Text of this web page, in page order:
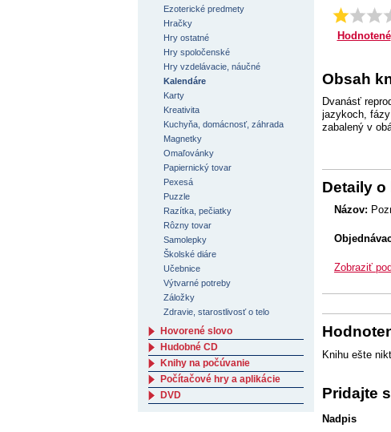
Priemer:
1.0
Hodnotené
Obsah
Dvanásť
jazykoch,
zabalený v
Detaily o
Názov:
Zobraziť
Knihu ešte
Pridajte
Nadpis
Ezoterické predmety
Hračky
Hry ostatné
Hry spoločenské
Hry vzdelávacie, náučné
Kalendáre
Karty
Kreativita
Kuchyňa, domácnosť, záhrada
Magnetky
Omaľovánky
Papiernický tovar
Pexesá
Puzzle
Razítka, pečiatky
Rôzny tovar
Samolepky
Školské diáre
Učebnice
Výtvarné potreby
Záložky
Zdravie, starostlivosť o telo
Hovorené slovo
Hudobné CD
Knihy na počúvanie
Počítačové hry a aplikácie
DVD